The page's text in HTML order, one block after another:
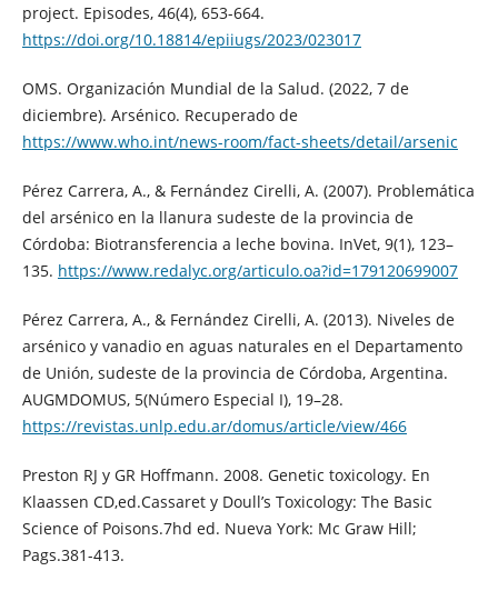
project. Episodes, 46(4), 653-664.
https://doi.org/10.18814/epiiugs/2023/023017
OMS. Organización Mundial de la Salud. (2022, 7 de
diciembre). Arsénico. Recuperado de
https://www.who.int/news-room/fact-sheets/detail/arsenic
Pérez Carrera, A., & Fernández Cirelli, A. (2007). Problemática
del arsénico en la llanura sudeste de la provincia de
Córdoba: Biotransferencia a leche bovina. InVet, 9(1), 123–
135. https://www.redalyc.org/articulo.oa?id=179120699007
Pérez Carrera, A., & Fernández Cirelli, A. (2013). Niveles de
arsénico y vanadio en aguas naturales en el Departamento
de Unión, sudeste de la provincia de Córdoba, Argentina.
AUGMDOMUS, 5(Número Especial I), 19–28.
https://revistas.unlp.edu.ar/domus/article/view/466
Preston RJ y GR Hoffmann. 2008. Genetic toxicology. En
Klaassen CD,ed.Cassaret y Doull’s Toxicology: The Basic
Science of Poisons.7hd ed. Nueva York: Mc Graw Hill;
Pags.381-413.